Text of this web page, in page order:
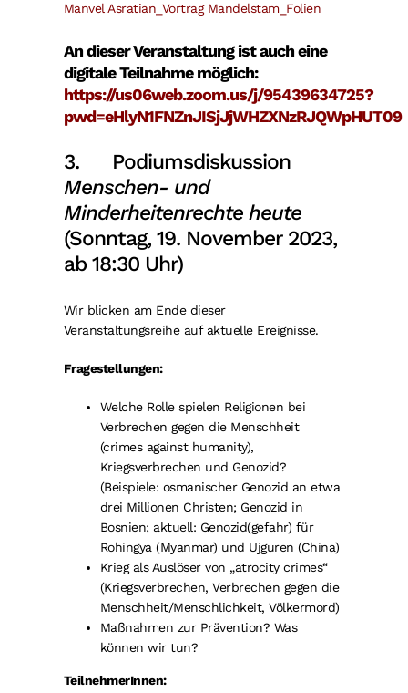
Manvel Asratian_Vortrag Mandelstam_Folien
An dieser Veranstaltung ist auch eine
digitale Teilnahme möglich:
https://us06web.zoom.us/j/95439634725?
pwd=eHlyN1FNZnJISjJjWHZXNzRJQWpHUT09
3. Podiumsdiskussion
Menschen- und
Minderheitenrechte heute
(Sonntag, 19. November 2023,
ab 18:30 Uhr)
Wir blicken am Ende dieser
Veranstaltungsreihe auf aktuelle Ereignisse.
Fragestellungen:
Welche Rolle spielen Religionen bei
Verbrechen gegen die Menschheit
(crimes against humanity),
Kriegsverbrechen und Genozid?
(Beispiele: osmanischer Genozid an etwa
drei Millionen Christen; Genozid in
Bosnien; aktuell: Genozid(gefahr) für
Rohingya (Myanmar) und Ujguren (China)
Krieg als Auslöser von „atrocity crimes“
(Kriegsverbrechen, Verbrechen gegen die
Menschheit/Menschlichkeit, Völkermord)
Maßnahmen zur Prävention? Was
können wir tun?
TeilnehmerInnen: